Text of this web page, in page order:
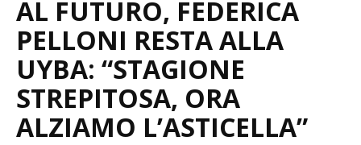
AL FUTURO, FEDERICA
PELLONI RESTA ALLA
UYBA: “STAGIONE
STREPITOSA, ORA
ALZIAMO L’ASTICELLA”